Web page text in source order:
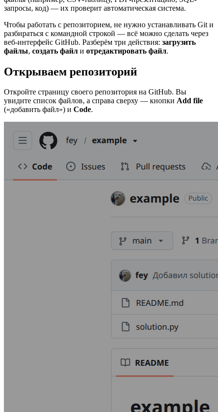
запросы, код) — их проверит автоматическая система.
Чтобы работать с репозиторием, не нужно устанавливать Git и
разбираться с командной строкой — всё можно сделать через
веб-интерфейс GitHub. Разберём три действия: загрузить
файлы, создать файл и отредактировать файл.
Открываем репозиторий
Откройте страницу своего репозитория на GitHub. Вы
увидите список файлов, а справа сверху — кнопки Add file
(«добавить файл») и Code.